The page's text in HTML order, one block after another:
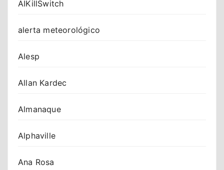
AIKillSwitch
alerta meteorológico
Alesp
Allan Kardec
Almanaque
Alphaville
Ana Rosa